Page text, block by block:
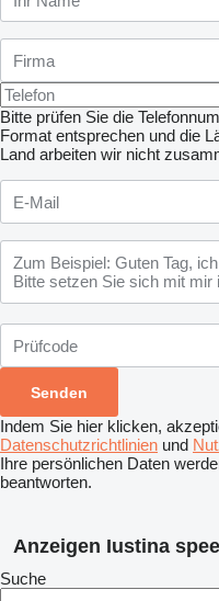
Bitte prüfen Sie die
Format entsprechen und die
Land arbeiten wir nicht
Indem Sie hier klicken,
Datenschutzrichtlinien und
Ihre persönlichen Daten
beantworten.
Anzeigen Iustina
Suche